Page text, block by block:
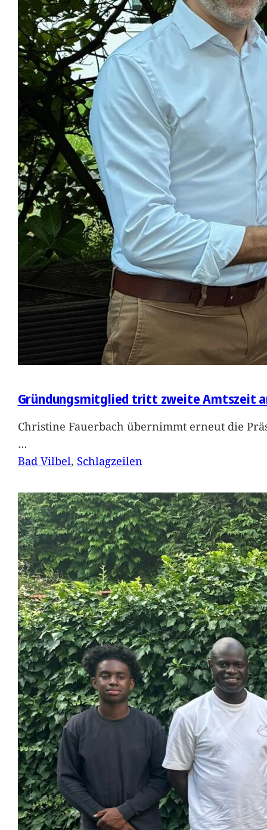
Gründungsmitglied tritt zweite Amtszeit
Christine Fauerbach übernimmt erneut die
…
Bad Vilbel, Schlagzeilen